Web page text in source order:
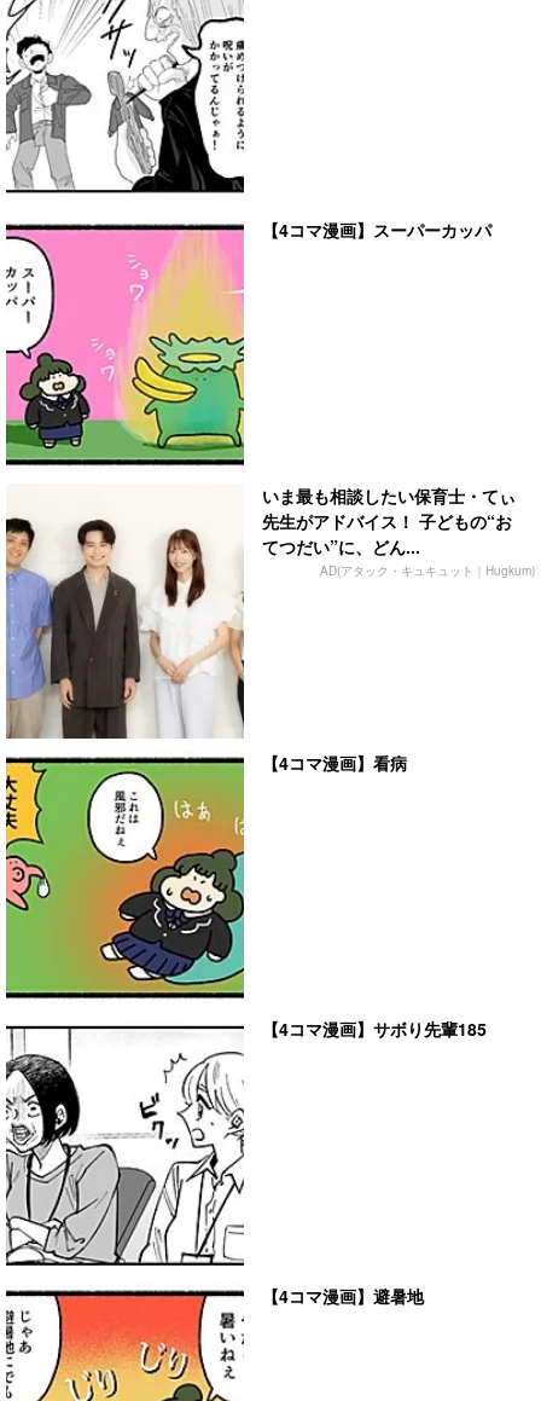
【4コマ漫画】スーパーカッパ
いま最も相談したい保育士・てぃ
先生がアドバイス！ 子どもの“お
てつだい”に、どん...
AD(アタック・キュキュット｜Hugkum)
【4コマ漫画】看病
【4コマ漫画】サボり先輩185
【4コマ漫画】避暑地